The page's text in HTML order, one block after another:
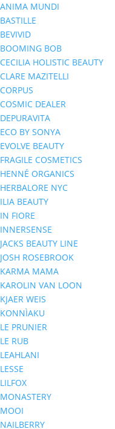
ANIMA MUNDI
BASTILLE
BEVIVID
BOOMING BOB
CECILIA HOLISTIC BEAUTY
CLARE MAZITELLI
CORPUS
COSMIC DEALER
DEPURAVITA
ECO BY SONYA
EVOLVE BEAUTY
FRAGILE COSMETICS
HENNÉ ORGANICS
HERBALORE NYC
ILIA BEAUTY
IN FIORE
INNERSENSE
JACKS BEAUTY LINE
JOSH ROSEBROOK
KARMA MAMA
KAROLIN VAN LOON
KJAER WEIS
KONNÌAKU
LE PRUNIER
LE RUB
LEAHLANI
LESSE
LILFOX
MONASTERY
MOOI
NAILBERRY